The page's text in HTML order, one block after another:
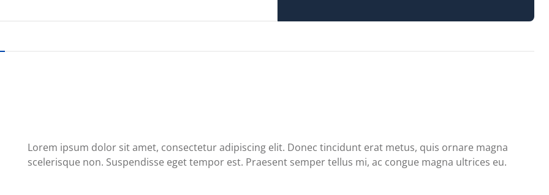
Lorem ipsum dolor sit amet, consectetur adipiscing elit. Donec tincidunt erat metus, quis ornare magna
scelerisque non. Suspendisse eget tempor est. Praesent semper tellus mi, ac congue magna ultrices eu.